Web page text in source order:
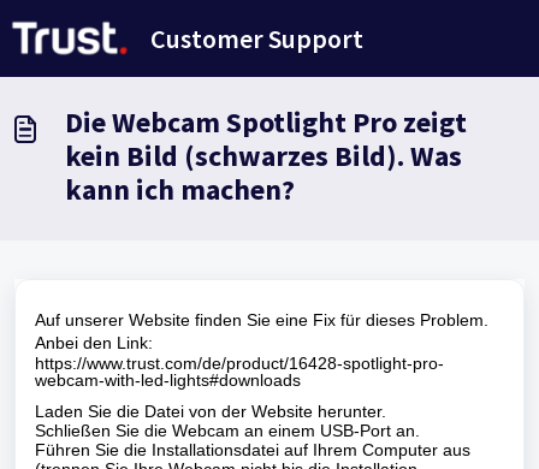
Customer Support
Die Webcam Spotlight Pro zeigt
kein Bild (schwarzes Bild). Was
kann ich machen?
Auf unserer Website finden Sie eine Fix für dieses Problem.
Anbei den Link:
https://www.trust.com/de/product/16428-spotlight-pro-
webcam-with-led-lights#downloads
Laden Sie die Datei von der Website herunter.
Schließen Sie die Webcam an einem USB-Port an.
Führen Sie die Installationsdatei auf Ihrem Computer aus